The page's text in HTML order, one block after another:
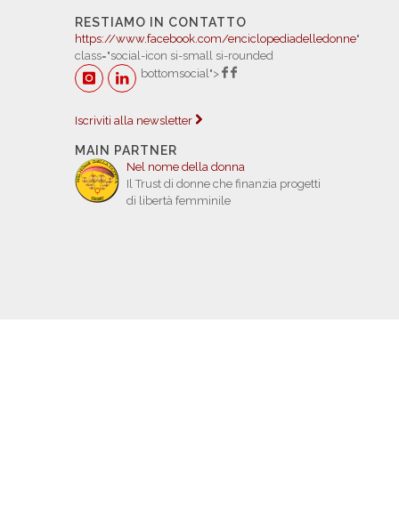
RESTIAMO IN CONTATTO
https://www.facebook.com/enciclopediadelledonne"
class="social-icon si-small si-rounded
bottomsocial">
Iscriviti alla newsletter
MAIN PARTNER
Nel nome della donna
Il Trust di donne che finanzia progetti
di libertà femminile